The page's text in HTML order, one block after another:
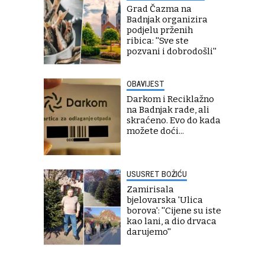
Grad Čazma na
Badnjak organizira
podjelu prženih
ribica: ''Sve ste
pozvani i dobrodošli''
OBAVIJEST
Darkom i Reciklažno
na Badnjak rade, ali
skraćeno. Evo do kada
možete doći...
USUSRET BOŽIĆU
Zamirisala
bjelovarska 'Ulica
borova': ''Cijene su iste
kao lani, a dio drvaca
darujemo''